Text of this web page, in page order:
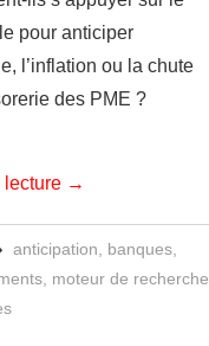
pour anticiper
l’inflation ou la chute
des PME ?
lecture →
anticipation banques,
moteur de recherche